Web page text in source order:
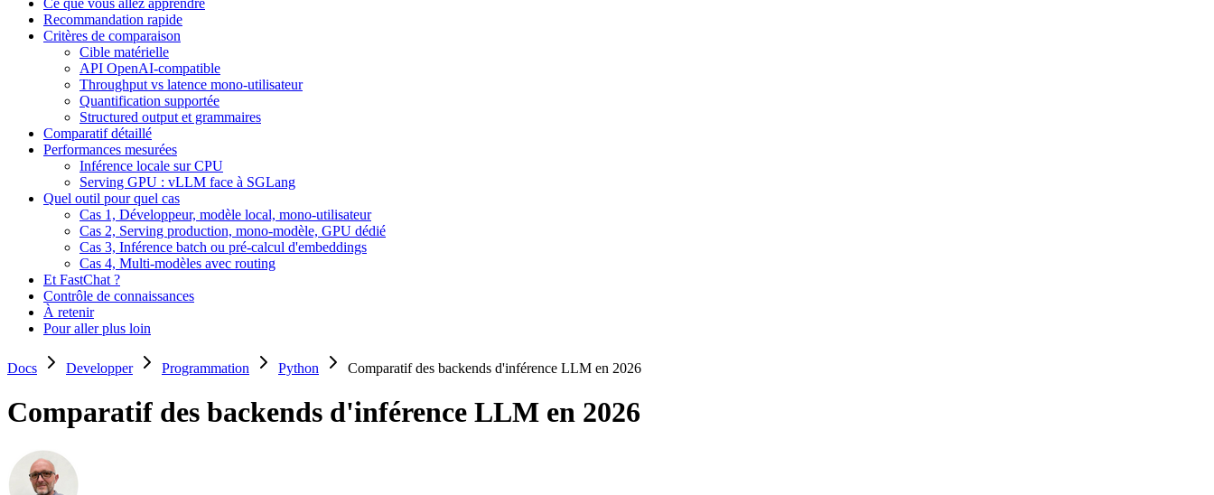
Recommandation rapide
Critères de comparaison
Cible matérielle
API OpenAI-compatible
Throughput vs latence mono-utilisateur
Quantification supportée
Structured output et grammaires
Comparatif détaillé
Performances mesurées
Inférence locale sur CPU
Serving GPU : vLLM face à SGLang
Quel outil pour quel cas
Cas 1, Développeur, modèle local, mono-utilisateur
Cas 2, Serving production, mono-modèle, GPU dédié
Cas 3, Inférence batch ou pré-calcul d'embeddings
Cas 4, Multi-modèles avec routing
Et FastChat ?
Contrôle de connaissances
À retenir
Pour aller plus loin
Docs Developper Programmation Python Comparatif des backends d'inférence LLM en 2026
Comparatif des backends d'inférence LLM en 2026